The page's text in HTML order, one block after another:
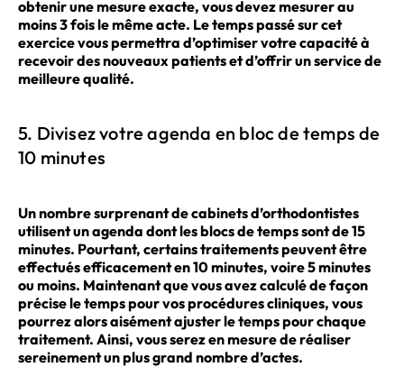
obtenir une mesure exacte, vous devez mesurer au
moins 3 fois le même acte. Le temps passé sur cet
exercice vous permettra d’optimiser votre capacité à
recevoir des nouveaux patients et d’offrir un service de
meilleure qualité.
5. Divisez votre agenda en bloc de temps de
10 minutes
Un nombre surprenant de cabinets d’orthodontistes
utilisent un agenda dont les blocs de temps sont de 15
minutes. Pourtant, certains traitements peuvent être
effectués efficacement en 10 minutes, voire 5 minutes
ou moins. Maintenant que vous avez calculé de façon
précise le temps pour vos procédures cliniques, vous
pourrez alors aisément ajuster le temps pour chaque
traitement. Ainsi, vous serez en mesure de réaliser
sereinement un plus grand nombre d’actes.